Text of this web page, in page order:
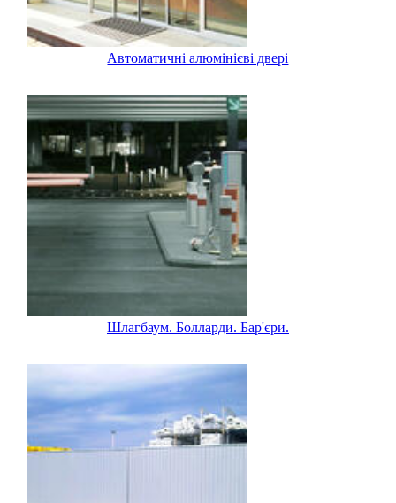
Автоматичні алюмінієві двері
Шлагбаум. Болларди. Бар'єри.